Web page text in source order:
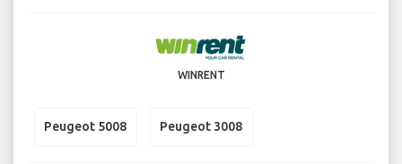
WINRENT
Peugeot 5008 Peugeot 3008